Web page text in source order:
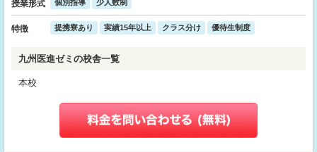
授業形式 個別指導 少人数制
特徴 提携寮あり 実績15年以上 クラス分け 優待生制度
九州医進ゼミの校舎一覧
本校